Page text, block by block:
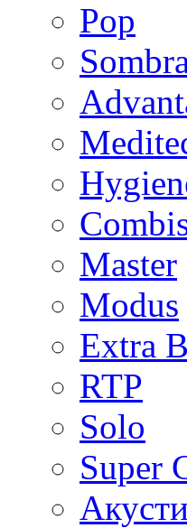
Pop
Sombra
Master
Modus
Extra
RTP
Solo
Super